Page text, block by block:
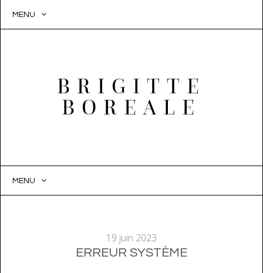
MENU
BRIGITTE
BOREALE
MENU
19 juin 2023
ERREUR SYSTÈME